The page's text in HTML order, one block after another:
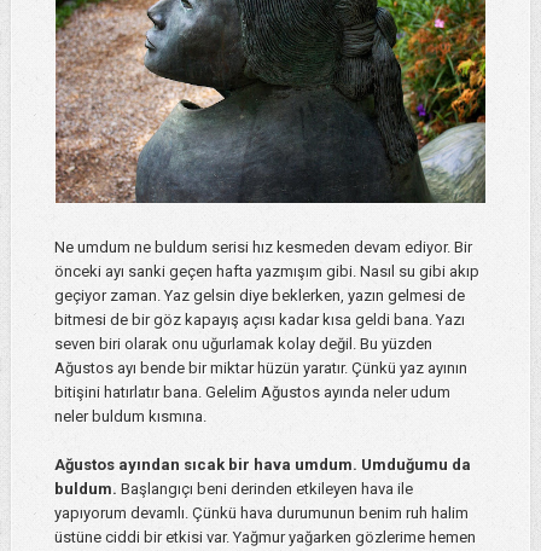
Ne umdum ne buldum serisi hız kesmeden devam ediyor. Bir
önceki ayı sanki geçen hafta yazmışım gibi. Nasıl su gibi akıp
geçiyor zaman. Yaz gelsin diye beklerken, yazın gelmesi de
bitmesi de bir göz kapayış açısı kadar kısa geldi bana. Yazı
seven biri olarak onu uğurlamak kolay değil. Bu yüzden
Ağustos ayı bende bir miktar hüzün yaratır. Çünkü yaz ayının
bitişini hatırlatır bana. Gelelim Ağustos ayında neler udum
neler buldum kısmına.
Ağustos ayından sıcak bir hava umdum. Umduğumu da
buldum. Başlangıçı beni derinden etkileyen hava ile
yapıyorum devamlı. Çünkü hava durumunun benim ruh halim
üstüne ciddi bir etkisi var. Yağmur yağarken gözlerime hemen